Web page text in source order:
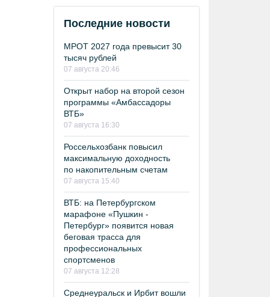
Последние новости
МРОТ 2027 года превысит 30
тысяч рублей
07 августа 20:46
Открыт набор на второй сезон
программы «Амбассадоры
ВТБ»
07 августа 16:30
Россельхозбанк повысил
максимальную доходность
по накопительным счетам
07 августа 15:40
ВТБ: на Петербургском
марафоне «Пушкин -
Петербург» появится новая
беговая трасса для
профессиональных
спортсменов
07 августа 12:28
Среднеуральск и Ирбит вошли